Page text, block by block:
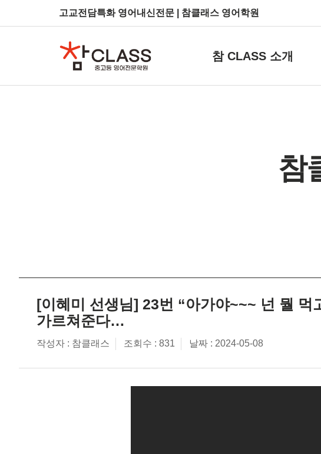
고교전담특화 영어내신전문 | 참클래스 영어학원
참 CLASS 소개
참
[이혜미 선생님] 23번 “아가야~~~ 넌 뭘
가르쳐준다…
작성자 : 참클래스 조회수 : 831 날짜 : 2024-05-08